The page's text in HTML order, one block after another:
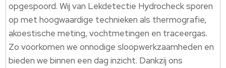
opgespoord.​ Wij van Lekdetectie Hydrocheck sporen
op met hoogwaardige technieken als thermografie,
akoestische meting, vochtmetingen en traceergas.​
Zo voorkomen we onnodige sloopwerkzaamheden en
bieden we binnen een dag inzicht.​ Dankzij ons